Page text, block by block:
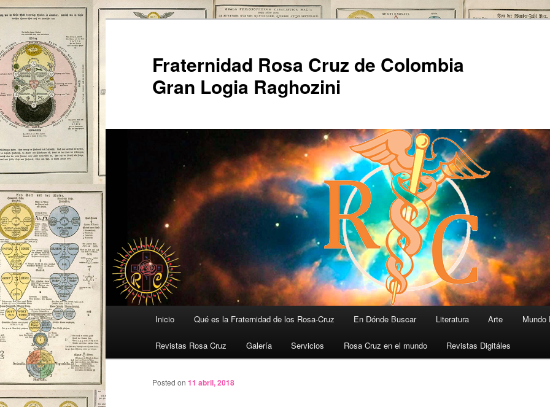
al
contenido
principal
Fraternidad Rosa Cruz de Colombia
Gran Logia Raghozini
Inicio Qué es la Fraternidad de los Rosa-Cruz En Dónde Buscar Literatura Arte Mundo
Revistas Rosa Cruz Galería Servicios Rosa Cruz en el mundo Revistas Digitáles
Posted on 11 abril, 2018